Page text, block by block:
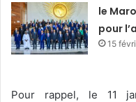
le
pour
15
Pour rappel, le 11